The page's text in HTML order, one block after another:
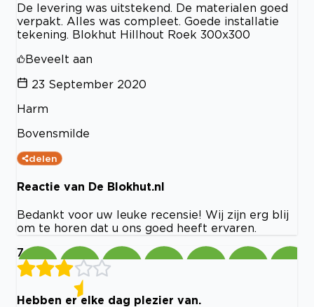
De levering was uitstekend. De materialen goed
verpakt. Alles was compleet. Goede installatie
tekening. Blokhut Hillhout Roek 300x300
Beveelt aan
23 September 2020
Harm
Bovensmilde
delen
Reactie van De Blokhut.nl
Bedankt voor uw leuke recensie! Wij zijn erg blij
om te horen dat u ons goed heeft ervaren.
7
Hebben er elke dag plezier van.